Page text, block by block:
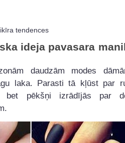
tendences
ideja pavasara
daudzām modes
laka. Parasti tā kļūst par
bet pēkšņi izrādījās par